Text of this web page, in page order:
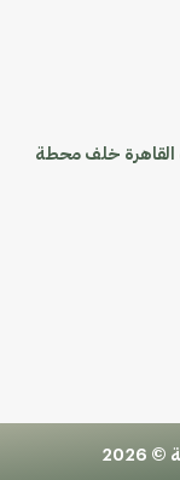
الجديدة القاهرة خلف محطة